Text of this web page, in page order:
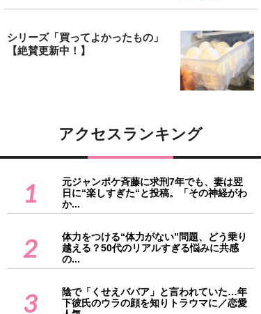
シリーズ「買ってよかったもの」
【絶賛更新中！】
アクセスランキング
1
元ジャンポケ斉藤に求刑7年でも、妻は翌
日に“楽しすぎた“と投稿。「その神経がわ
か...
2
体力をつける“体力がない”問題、どう乗り
越える？50代のリアルすぎる悩みに共感
の...
3
陰で「くせえババア」と言われていた…年
下彼氏のウラの顔を知りトラウマに／恋愛